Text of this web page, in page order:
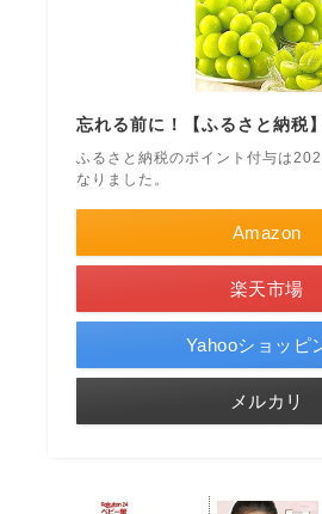
忘れる前に！【ふるさと納税
ふるさと納税のポイント付与は
なりました。
Amazon
楽天市場
Yahooショッピ
メルカリ